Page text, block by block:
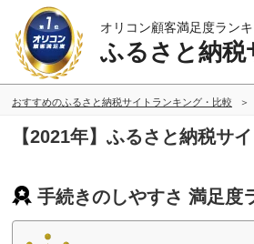
オリコン顧客満足度ラン
ふるさと納税
おすすめのふるさと納税サイトランキング・比較
【2021年】ふるさと納税サ
手続きのしやすさ 満足度